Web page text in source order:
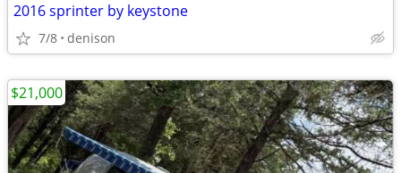
2016 sprinter by keystone
7/8 denison
$21,000